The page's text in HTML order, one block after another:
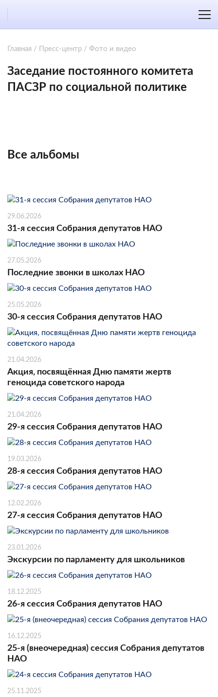
Главная / Пресс-центр / Фото и видео
Заседание постоянного комитета
ПАСЗР по социальной политике
Все альбомы
29.06.2026
31-я сессия Собрания депутатов НАО
27.05.2026
Последние звонки в школах НАО
25.05.2026
30-я сессия Собрания депутатов НАО
21.04.2026
Акция, посвящённая Дню памяти жертв
геноцида советского народа
21.04.2026
29-я сессия Собрания депутатов НАО
19.03.2026
28-я сессия Собрания депутатов НАО
12.02.2026
27-я сессия Собрания депутатов НАО
23.01.2026
Экскурсии по парламенту для школьников
18.12.2025
26-я сессия Собрания депутатов НАО
16.12.2025
25-я (внеочередная) сессия Собрания депутатов
НАО
25.11.2025